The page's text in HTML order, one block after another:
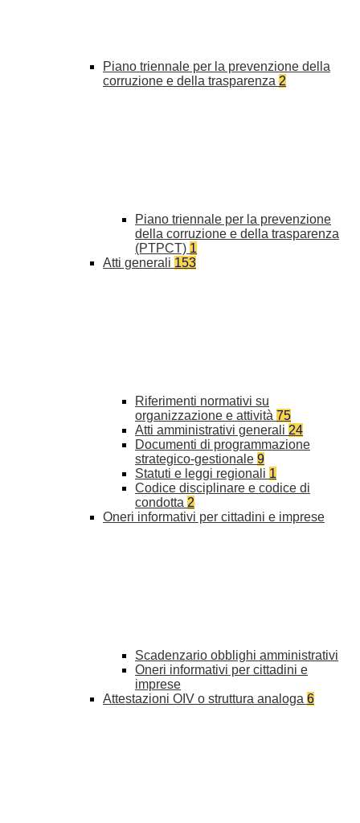
Piano triennale per la prevenzione della
corruzione e della trasparenza 2
Piano triennale per la prevenzione
della corruzione e della trasparenza
(PTPCT) 1
Atti generali 153
Riferimenti normativi su
organizzazione e attività 75
Atti amministrativi generali 24
Documenti di programmazione
strategico-gestionale 9
Statuti e leggi regionali 1
Codice disciplinare e codice di
condotta 2
Oneri informativi per cittadini e imprese
Scadenzario obblighi amministrativi
Oneri informativi per cittadini e
imprese
Attestazioni OIV o struttura analoga 6